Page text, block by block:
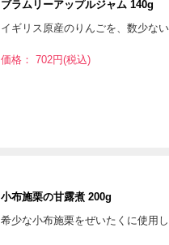
ブラムリーアップルジャム 140g
イギリス原産のりんごを、数少な
価格： 702円(税込)
小布施栗の甘露煮 200g
希少な小布施栗をぜいたくに使用